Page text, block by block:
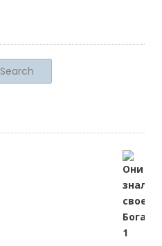
Search